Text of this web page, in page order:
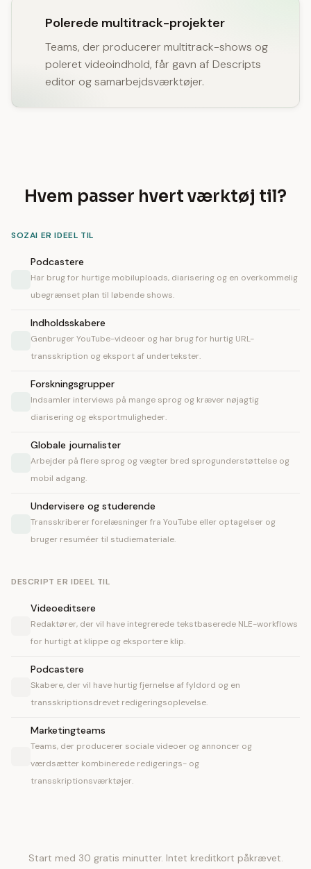
Polerede multitrack-projekter
Teams, der producerer multitrack-shows og
poleret videoindhold, får gavn af Descripts
editor og samarbejdsværktøjer.
Hvem passer hvert værktøj til?
SOZAI ER IDEEL TIL
Podcastere
Har brug for hurtige mobiluploads, diarisering og en overkommelig
ubegrænset plan til løbende shows.
Indholdsskabere
Genbruger YouTube-videoer og har brug for hurtig URL-
transskription og eksport af undertekster.
Forskningsgrupper
Indsamler interviews på mange sprog og kræver nøjagtig
diarisering og eksportmuligheder.
Globale journalister
Arbejder på flere sprog og vægter bred sprogunderstøttelse og
mobil adgang.
Undervisere og studerende
Transskriberer forelæsninger fra YouTube eller optagelser og
bruger resuméer til studiemateriale.
DESCRIPT ER IDEEL TIL
Videoeditsere
Redaktører, der vil have integrerede tekstbaserede NLE-workflows
for hurtigt at klippe og eksportere klip.
Podcastere
Skabere, der vil have hurtig fjernelse af fyldord og en
transskriptionsdrevet redigeringsoplevelse.
Marketingteams
Teams, der producerer sociale videoer og annoncer og
værdsætter kombinerede redigerings- og
transskriptionsværktøjer.
Start med 30 gratis minutter. Intet kreditkort påkrævet.